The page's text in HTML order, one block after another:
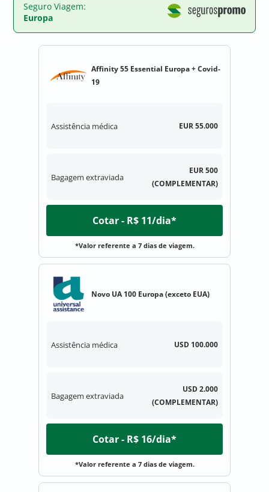
Seguro Viagem:
Europa
Affinity 55 Essential Europa + Covid-
19
Assistência médica EUR 55.000
Bagagem extraviada
EUR 500
(COMPLEMENTAR)
Cotar - R$ 11/dia*
*Valor referente a 7 dias de viagem.
Novo UA 100 Europa (exceto EUA)
Assistência médica USD 100.000
Bagagem extraviada
USD 2.000
(COMPLEMENTAR)
Cotar - R$ 16/dia*
*Valor referente a 7 dias de viagem.